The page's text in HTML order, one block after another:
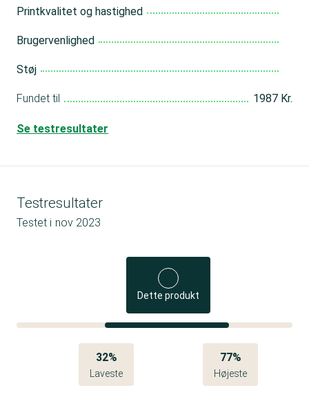
Printkvalitet og hastighed
Brugervenlighed
Støj
Fundet til 1987 Kr.
Se testresultater
Testresultater
Testet i nov 2023
Dette produkt
32%
Laveste
77%
Højeste